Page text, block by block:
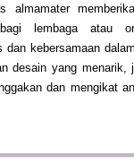
almamater
lembaga atau
dan kebersamaan
desain yang menarik,
dan mengikat